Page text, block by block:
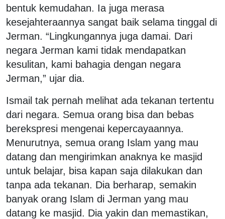
bentuk kemudahan. Ia juga merasa
kesejahteraannya sangat baik selama tinggal di
Jerman. “Lingkungannya juga damai. Dari
negara Jerman kami tidak mendapatkan
kesulitan, kami bahagia dengan negara
Jerman,” ujar dia.
Ismail tak pernah melihat ada tekanan tertentu
dari negara. Semua orang bisa dan bebas
berekspresi mengenai kepercayaannya.
Menurutnya, semua orang Islam yang mau
datang dan mengirimkan anaknya ke masjid
untuk belajar, bisa kapan saja dilakukan dan
tanpa ada tekanan. Dia berharap, semakin
banyak orang Islam di Jerman yang mau
datang ke masjid. Dia yakin dan memastikan,